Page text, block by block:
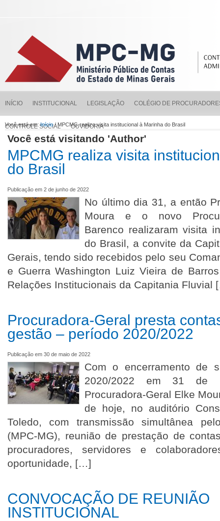
INÍCIO INSTITUCIONAL LEGISLAÇÃO COLÉGIO DE
CONTROLE SOCIAL OUVIDORIA
Você está em:Início/ MPCMG realiza visita institucional à Marinha do Brasil
Você está visitando 'Author'
MPCMG realiza visita
do Brasil
Publicação em 2 de junho de 2022
No último dia 31, a então
Moura e o novo
Barenco realizaram visita
do Brasil, a convite da
Gerais, tendo sido recebidos pelo seu
e Guerra Washington Luiz Vieira de
Relações Institucionais da Capitania Fluvial
Procuradora-Geral presta
gestão – período 2020/2022
Publicação em 30 de maio de 2022
Com o encerramento de
2020/2022 em 31 de
Procuradora-Geral Elke
de hoje, no auditório
Toledo, com transmissão simultânea
(MPC-MG), reunião de prestação de
procuradores, servidores e
oportunidade, […]
CONVOCAÇÃO DE REUNIÃO
INSTITUCIONAL